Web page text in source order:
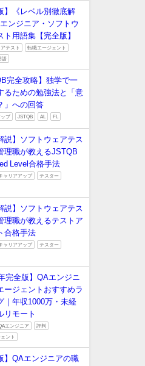
】《レベル別徹底解
ンジニア・ソフトウ
ト用語集【完全版】
テスト 転職エージェント
語
完全攻略】独学で一
るための勉強法と「意
」への回答
ップ JSTQB AL FL
説】ソフトウェアテス
理職が教えるJSTQB
Level合格手法
ャリアアップ テスター
説】ソフトウェアテス
理職が教えるテストア
合格手法
ャリアアップ テスター
完全版】QAエンジニ
ージェントおすすめラ
｜年収1000万・未経
リモート
エンジニア 評判
ント
】QAエンジニアの職